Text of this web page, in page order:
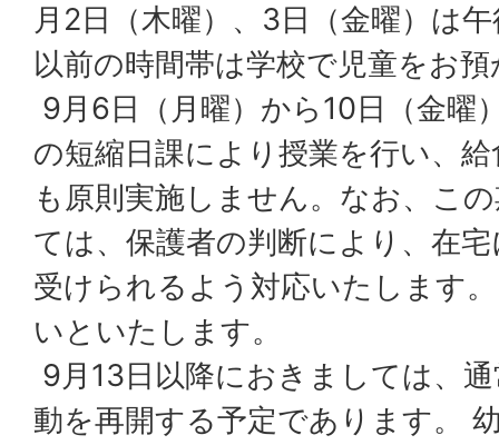
月2日（木曜）、3日（金曜）は
以前の時間帯は学校で児童をお
9月6日（月曜）から10日（金曜
の短縮日課により授業を行い、
も原則実施しません。なお、こ
ては、保護者の判断により、在
受けられるよう対応いたします
いといたします。
9月13日以降におきましては、
動を再開する予定であります。